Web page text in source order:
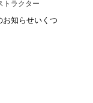
トラクター
お知らせいくつ